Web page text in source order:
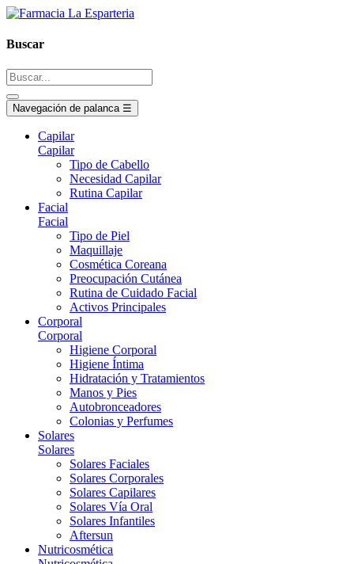
Buscar
Navegación de palanca ☰
Capilar
Capilar
Tipo de Cabello
Necesidad Capilar
Rutina Capilar
Facial
Facial
Tipo de Piel
Maquillaje
Cosmética Coreana
Preocupación Cutánea
Rutina de Cuidado Facial
Activos Principales
Corporal
Corporal
Higiene Corporal
Higiene Íntima
Hidratación y Tratamientos
Manos y Pies
Autobronceadores
Colonias y Perfumes
Solares
Solares
Solares Faciales
Solares Corporales
Solares Capilares
Solares Vía Oral
Solares Infantiles
Aftersun
Nutricosmética